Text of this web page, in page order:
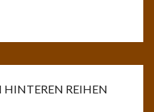
HINTEREN REIHEN